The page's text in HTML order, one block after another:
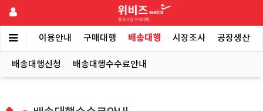
메인 이용안내 구매대행 배송대행 시장조사 공장생산
배송대행신청 배송대행수수료안내